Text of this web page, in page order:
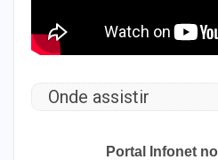
Onde assistir
Portal Infonet